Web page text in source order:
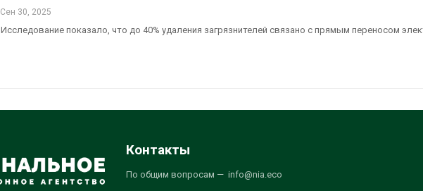
Сен 30, 2025
Исследование показало, что до 40% удаления загрязнителей связано с прямым переносом
Контакты
По общим вопросам — info@nia.eco